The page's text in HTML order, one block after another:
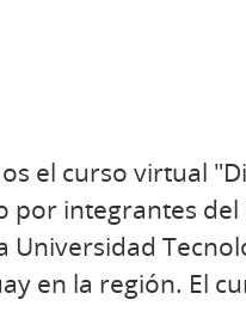
el curso virtual
por integrantes del
Universidad
en la región. El